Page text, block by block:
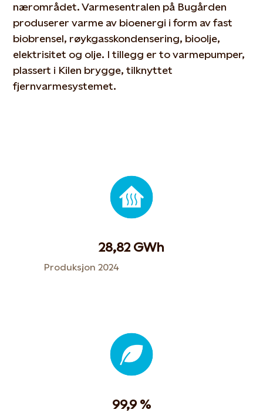
nærområdet. Varmesentralen på Bugården
produserer varme av bioenergi i form av fast
biobrensel, røykgasskondensering, bioolje,
elektrisitet og olje. I tillegg er to varmepumper,
plassert i Kilen brygge, tilknyttet
fjernvarmesystemet.
28,82 GWh
Produksjon 2024
99,9 %